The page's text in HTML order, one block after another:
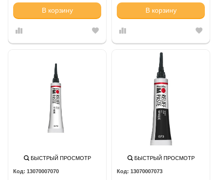
В корзину В корзину
БЫСТРЫЙ ПРОСМОТР
13070007070
БЫСТРЫЙ ПРОСМОТР
13070007073